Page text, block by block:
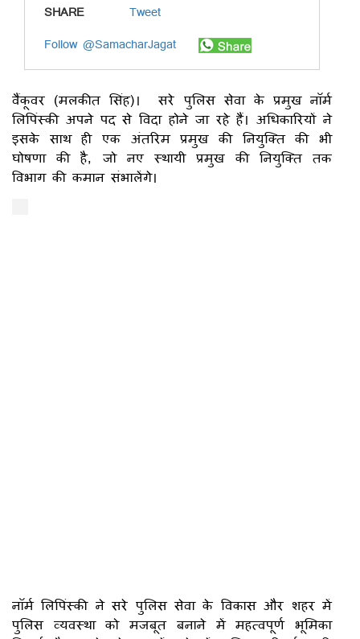
SHARE
Tweet
Follow @SamacharJagat
वैंकूवर (मलकीत सिंह)। सरे पुलिस सेवा के प्रमुख नॉर्म
लिपिंस्की अपने पद से विदा होने जा रहे हैं। अधिकारियों ने
इसके साथ ही एक अंतरिम प्रमुख की नियुक्ति की भी
घोषणा की है, जो नए स्थायी प्रमुख की नियुक्ति तक
विभाग की कमान संभालेंगे।
नॉर्म लिपिंस्की ने सरे पुलिस सेवा के विकास और शहर में
पुलिस व्यवस्था को मजबूत बनाने में महत्वपूर्ण भूमिका